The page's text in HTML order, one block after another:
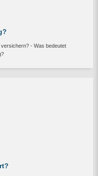
- Was bedeutet